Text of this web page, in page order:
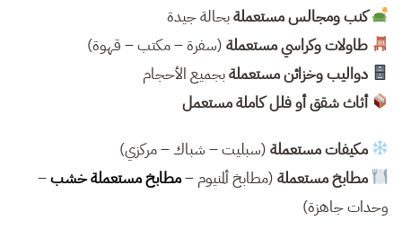
كنب ومجالس مستعملةبحالة جيدة
طاولات وكراسي مستعملة (سفرة – مكتب – قهوة)
دواليب وخزائن مستعملةبجميع الأحجام
أثاث شقق أو فلل كاملة مستعمل
مكيفات مستعملة (سبليت – شباك – مركزي)
مطابخ مستعملة (مطابخ ألمنيوم –مطابخ مستعملة خشب–
وحدات جاهزة)